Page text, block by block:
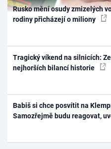
Rusko mění osudy zmizelých
rodiny přicházejí o miliony
Tragický víkend na silnicích:
nejhorších bilancí historie
Babiš si chce posvítit na
Samozřejmě budu reagovat,